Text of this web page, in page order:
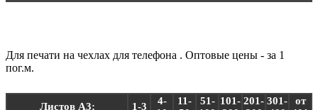
Для печати на чехлах для телефона . Оптовые цены - за 1
пог.м.
Листов А3: 1-3
4-
11-
51- 101- 201- 301-
от